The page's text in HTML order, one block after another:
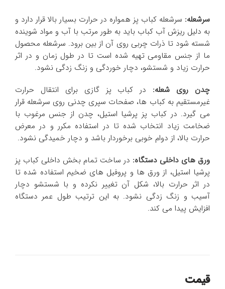
سرشعله: سرشعله کباب پز همواره در حرارت بسیار بالا قرار دارد و
به دلیل ریزش آب کباب باید به طور مرتب با آب و مواد شوینده
شسته شود تا ذرات چربی روی آن از بین برود. سرشعله محصول
ما از جنس مقاومی تهیه شده است تا در طول زمان و در اثر
حرارت زیاد و شستشو، دچار خوردگی و زنگ زدگی نشود.
چدن روی شعله: در کباب پز گازی برای انتقال حرارت
غیرمستقیم به کباب ها، صفحات سپری چدنی روی سرشعله قرار
می گیرد. در کباب پز پرشیا استیل، چدن از جنس مرغوب با
ضخامت زیاد انتخاب شده تا در استفاده مکرر و در معرض
حرارت بالا، از دوام خوبی برخوردار باشد و دچار خمیدگی نشود.
ورق های داخلی دستگاه: در ساخت تمام بخش داخلی کباب پز
پرشیا استیل، از ورق ها و پروفیل های ضخیم استفاده شده تا
در اثر حرارت بالا، شکل آن تغییر نکرده و با شستشو دچار
آسیب و زنگ زدگی نشود. به این ترتیب طول عمر دستگاه
افزایش پیدا می کند.
قیمت